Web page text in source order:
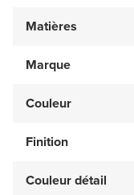
Matières
Marque
Couleur
Finition
Couleur détail